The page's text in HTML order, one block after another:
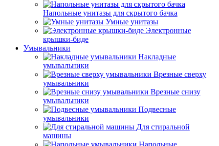
Напольные унитазы для скрытого бачка
Умные унитазы
Электронные
крышки-биде
Умывальники
Накладные
умывальники
Врезные сверху
умывальники
Врезные снизу
умывальники
Подвесные
умывальники
Для стиральной
машины
Напольные